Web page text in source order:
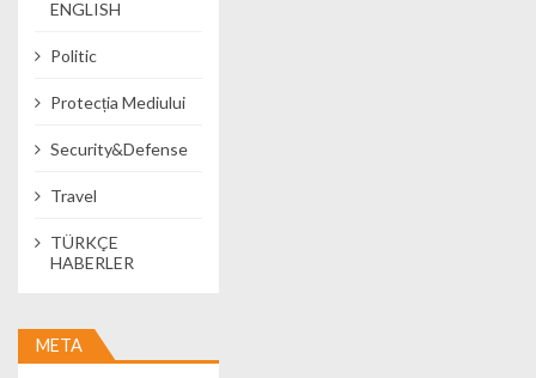
ENGLISH
Politic
Protecția Mediului
Security&Defense
Travel
TÜRKÇE
HABERLER
META